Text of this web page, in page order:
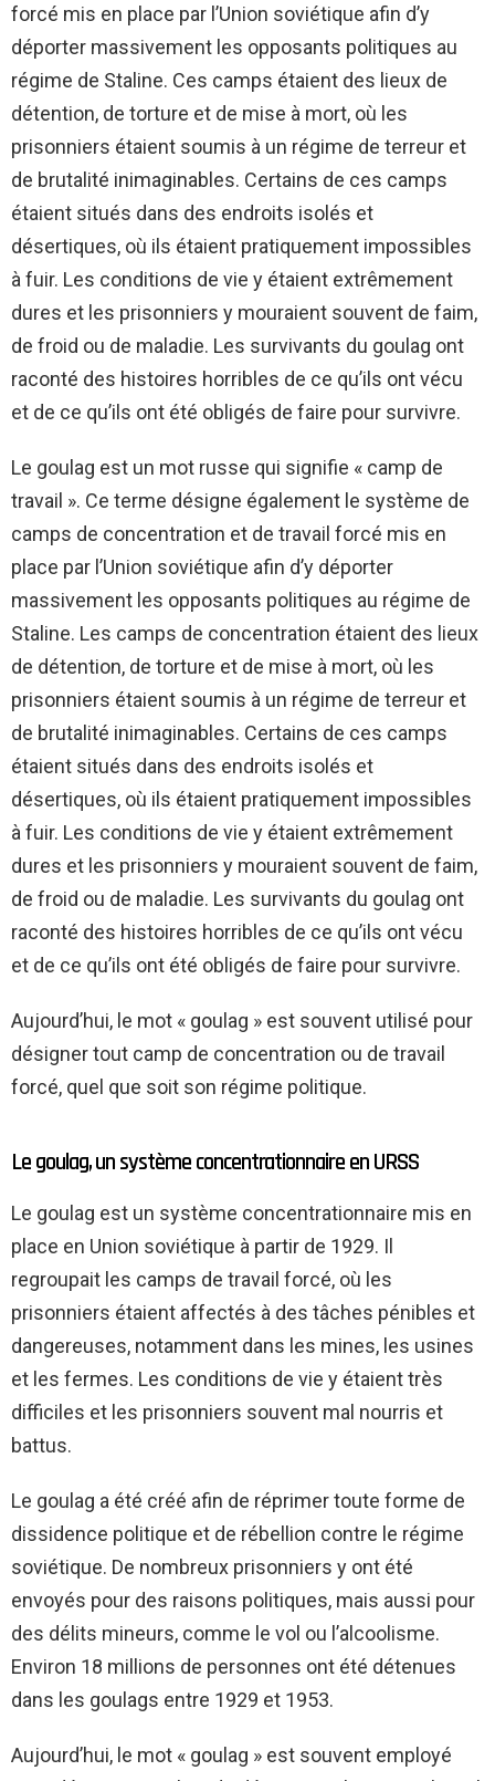
forcé mis en place par l’Union soviétique afin d’y
déporter massivement les opposants politiques au
régime de Staline. Ces camps étaient des lieux de
détention, de torture et de mise à mort, où les
prisonniers étaient soumis à un régime de terreur et
de brutalité inimaginables. Certains de ces camps
étaient situés dans des endroits isolés et
désertiques, où ils étaient pratiquement impossibles
à fuir. Les conditions de vie y étaient extrêmement
dures et les prisonniers y mouraient souvent de faim,
de froid ou de maladie. Les survivants du goulag ont
raconté des histoires horribles de ce qu’ils ont vécu
et de ce qu’ils ont été obligés de faire pour survivre.
Le goulag est un mot russe qui signifie « camp de
travail ». Ce terme désigne également le système de
camps de concentration et de travail forcé mis en
place par l’Union soviétique afin d’y déporter
massivement les opposants politiques au régime de
Staline. Les camps de concentration étaient des lieux
de détention, de torture et de mise à mort, où les
prisonniers étaient soumis à un régime de terreur et
de brutalité inimaginables. Certains de ces camps
étaient situés dans des endroits isolés et
désertiques, où ils étaient pratiquement impossibles
à fuir. Les conditions de vie y étaient extrêmement
dures et les prisonniers y mouraient souvent de faim,
de froid ou de maladie. Les survivants du goulag ont
raconté des histoires horribles de ce qu’ils ont vécu
et de ce qu’ils ont été obligés de faire pour survivre.
Aujourd’hui, le mot « goulag » est souvent utilisé pour
désigner tout camp de concentration ou de travail
forcé, quel que soit son régime politique.
Le goulag, un système concentrationnaire en URSS
Le goulag est un système concentrationnaire mis en
place en Union soviétique à partir de 1929. Il
regroupait les camps de travail forcé, où les
prisonniers étaient affectés à des tâches pénibles et
dangereuses, notamment dans les mines, les usines
et les fermes. Les conditions de vie y étaient très
difficiles et les prisonniers souvent mal nourris et
battus.
Le goulag a été créé afin de réprimer toute forme de
dissidence politique et de rébellion contre le régime
soviétique. De nombreux prisonniers y ont été
envoyés pour des raisons politiques, mais aussi pour
des délits mineurs, comme le vol ou l’alcoolisme.
Environ 18 millions de personnes ont été détenues
dans les goulags entre 1929 et 1953.
Aujourd’hui, le mot « goulag » est souvent employé